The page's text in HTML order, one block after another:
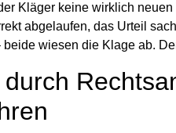
Kläger keine wirklich
abgelaufen, das Urteil
beide wiesen die Klage ab.